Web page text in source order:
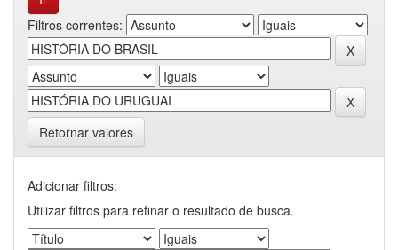
Filtros correntes:
Retornar valores
Adicionar filtros:
Utilizar filtros para refinar o resultado de busca.